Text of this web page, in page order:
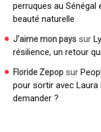
perruques au
beauté naturelle
J'aime mon pays sur
résilience, un retour
Floride Zepop sur
pour sortir avec
demander ?